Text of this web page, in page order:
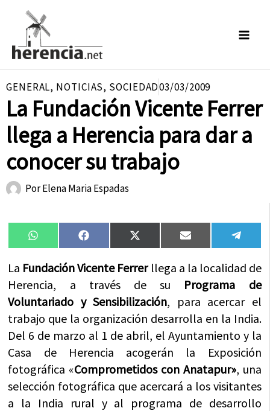
contenido
GENERAL, NOTICIAS, SOCIEDAD03/03/2009
La Fundación Vicente Ferrer
llega a Herencia para dar a
conocer su trabajo
PorElena Maria Espadas
Compartir
en
WhatsAppCompartir
en
FacebookCompartir
en
X
(Twitter)
Compartir
en
Email
en
La Fundación Vicente Ferrerllega a la localidad de
Herencia, a través de su Programa de
Voluntariado y Sensibilización, para acercar el
trabajo que la organización desarrolla en la India.
Del 6 de marzo al 1 de abril, el Ayuntamiento y la
Casa de Herencia acogerán la Exposición
fotográfica «Comprometidos con Anatapur», una
selección fotográfica que acercará a los visitantes
a la India rural y al programa de desarrollo